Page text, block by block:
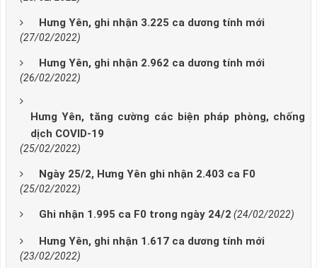
Hưng Yên, ghi nhận 3.225 ca dương tính mới
(27/02/2022)
Hưng Yên, ghi nhận 2.962 ca dương tính mới
(26/02/2022)
Hưng Yên, tăng cường các biện pháp phòng, chống
dịch COVID-19
(25/02/2022)
Ngày 25/2, Hưng Yên ghi nhận 2.403 ca F0
(25/02/2022)
Ghi nhận 1.995 ca F0 trong ngày 24/2 (24/02/2022)
Hưng Yên, ghi nhận 1.617 ca dương tính mới
(23/02/2022)